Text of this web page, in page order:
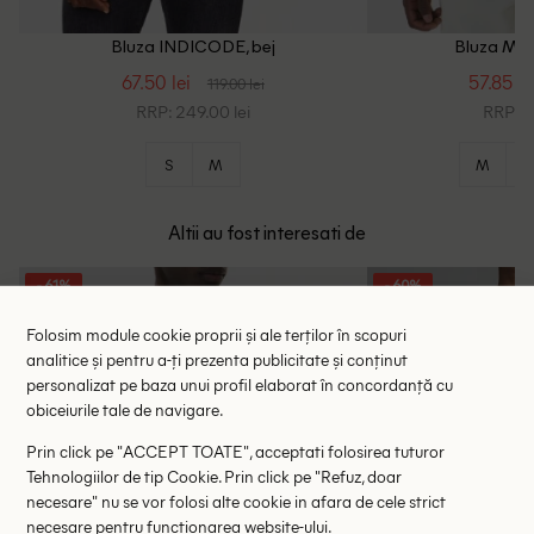
Bluza INDICODE, bej
67.50 lei 119.00 lei
RRP: 249.00 lei
S M
Bluza
57.85
RRP:
M
Altii au fost interesati de
- 61% - 60%
Folosim module cookie proprii și ale terților în scopuri
analitice și pentru a-ți prezenta publicitate și conținut
personalizat pe baza unui profil elaborat în concordanță cu
obiceiurile tale de navigare.
Prin click pe "ACCEPT TOATE", acceptati folosirea tuturor
Tehnologiilor de tip Cookie. Prin click pe "Refuz, doar
necesare" nu se vor folosi alte cookie in afara de cele strict
necesare pentru functionarea website-ului.